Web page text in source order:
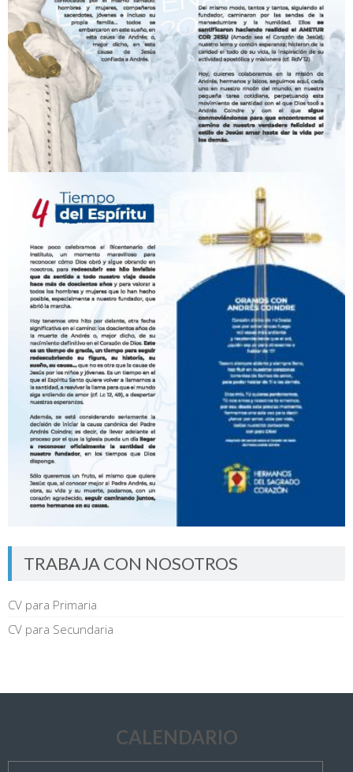
TRABAJA CON NOSOTROS
CV para Primaria
CV para Secundaria
CALENDARIO